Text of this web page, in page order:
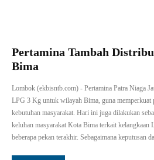
Pertamina Tambah
Bima
Lombok (ekbisntb.com) - Pertamina Patra Niaga
LPG 3 Kg untuk wilayah Bima, guna memperkuat
kebutuhan masyarakat. Hari ini juga dilakukan
keluhan masyarakat Kota Bima terkait kelangkaan
beberapa pekan terakhir. Sebagaimana keputusan